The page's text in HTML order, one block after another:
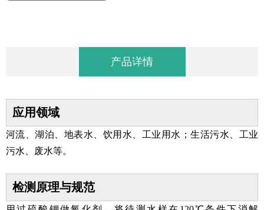
产品详情
应用领域
河流、湖泊、地表水、饮用水、工业用水；生活污水、工业
污水、废水等。
检测原理与规范